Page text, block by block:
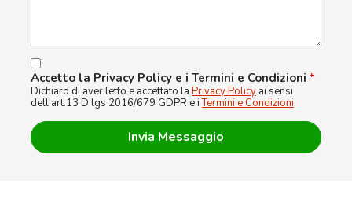
Accetto la Privacy Policy e i Termini e Condizioni *
Dichiaro di aver letto e accettato la Privacy Policy ai sensi
dell'art.13 D.lgs 2016/679 GDPR e iTermini e Condizioni.